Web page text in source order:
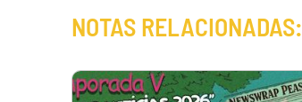
NOTAS RELACIONADAS: